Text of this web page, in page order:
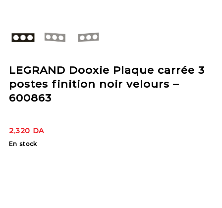
LEGRAND Dooxie Plaque carrée 3
postes finition noir velours –
600863
2,320 DA
En stock